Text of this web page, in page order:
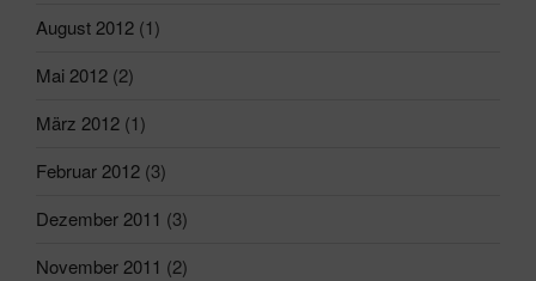
August 2012 (1)
Mai 2012 (2)
März 2012 (1)
Februar 2012 (3)
Dezember 2011 (3)
November 2011 (2)